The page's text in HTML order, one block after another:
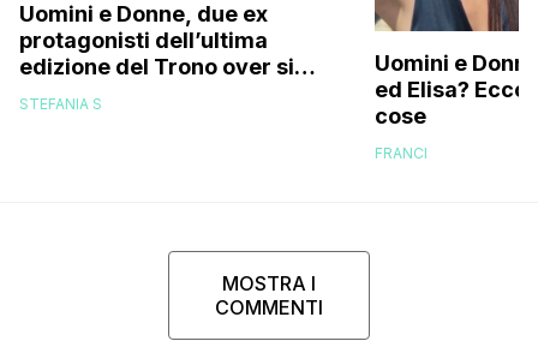
Uomini e Donne, due ex
protagonisti dell’ultima
edizione del Trono over si
stanno frequentando fuori dal
STEFANIA S
Uomini e
ed Elisa? Ecco
cose
FRANCI
MOSTRA I
COMMENTI